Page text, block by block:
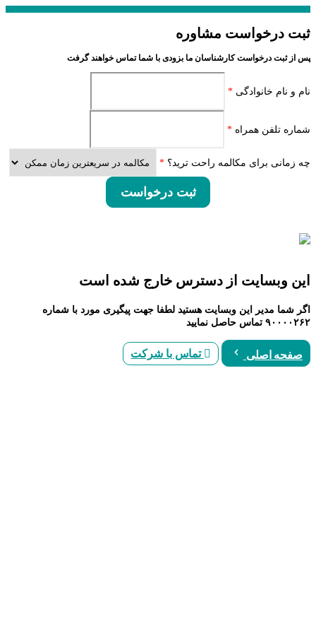
ثبت درخواست مشاوره
پس از ثبت درخواست کارشناسان ما بزودی با شما تماس خواهند گرفت
نام و نام خانوادگی *
شماره تلفن همراه *
چه زمانی برای مکالمه راحت ترید؟ *
ثبت درخواست
این وبسایت از دسترس خارج شده است
اگر شما مدیر این وبسایت هستید لطفا جهت پیگیری مورد با شماره
۹۰۰۰۰۲۶۲ تماس حاصل نمایید
صفحه اصلی تماس با شرکت